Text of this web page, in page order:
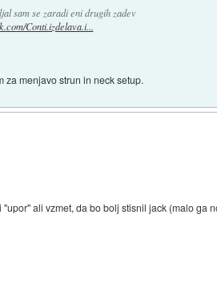
sam se zaradi eni drugih zadev
Conti.izdelava.i...
za menjavo strun in neck setup.
ali vzmet, da bo bolj stisnil jack (malo ga